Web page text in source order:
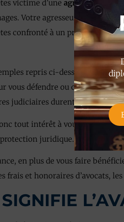
victime d’une agression
dans
Votre agresseur est
confronté à un problème de
repris ci-dessus, il est
vous défendre ou obtenir
judiciaires durent de
tout intérêt à vousmettre à
protection juridique.
en plus de vous faire
frais et honoraires d’avocats,